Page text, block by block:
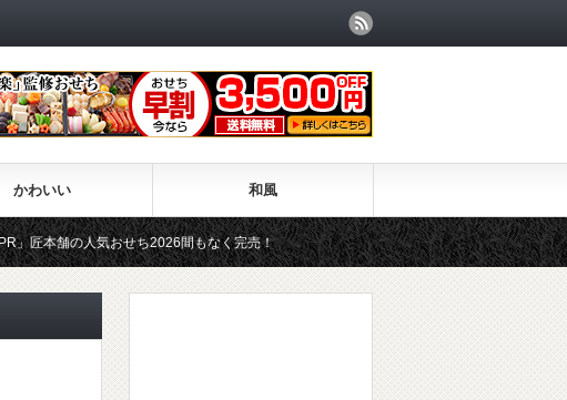
かわいい 和風
匠本舗の人気おせち2026間もなく完売！